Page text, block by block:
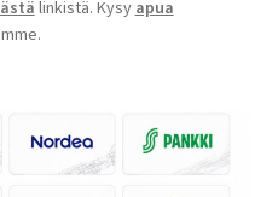
linkistä. Kysy apua